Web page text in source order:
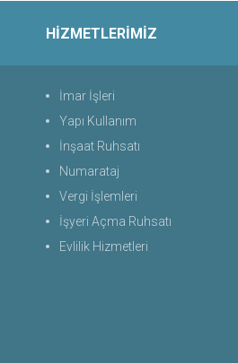
HİZMETLERİMİZ
İmar İşleri
Yapı Kullanım
İnşaat Ruhsatı
Numarataj
Vergi İşlemleri
İşyeri Açma Ruhsatı
Evlilik Hizmetleri